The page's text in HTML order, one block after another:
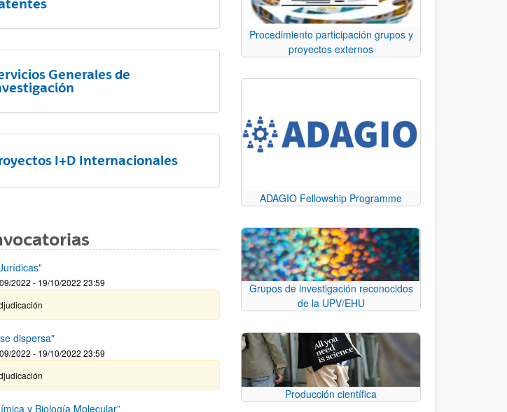
Generales de
I+D Internacionales
2022 - 19/10/2022 23:59
dispersa"
2022 - 19/10/2022 23:59
y Biología Molecular”
Procedimiento participación grupos y
proyectos externos
ADAGIO Fellowship Programme
Grupos de investigación reconocidos
de la UPV/EHU
Producción científica